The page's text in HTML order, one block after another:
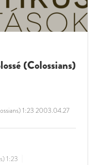
(Colossians)
1:23 2003.04.27
1:23